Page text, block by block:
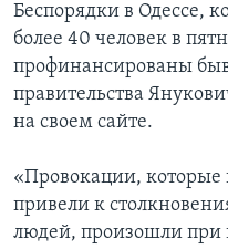
Беспорядки в Одессе,
более 40 человек в
профинансированы
правительства
на своем сайте.
«Провокации, которые
привели к
людей, произошли при